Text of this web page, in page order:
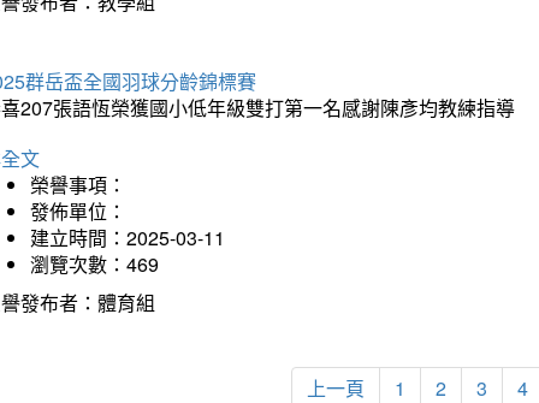
群岳盃全國羽球分齡錦標賽
207張語恆榮獲國小低年級雙打第一名感謝陳彥均教練指導
文
榮譽事項：
發佈單位：
建立時間：2025-03-11
瀏覽次數：469
發布者：體育組
上一頁 1 2 3 4